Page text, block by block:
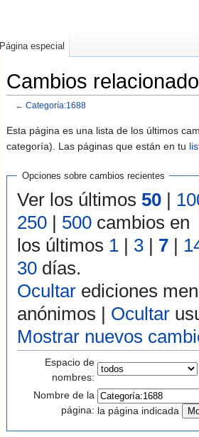
Cambios
← Categoría:1688
Esta página es una lista de los últimos
categoría). Las páginas que están en tu
Opciones sobre cambios recientes
Ver los últimos 50 |
250 | 500 cambios en
los últimos 1 | 3 | 7 |
30 días.
Ocultar ediciones
anónimos | Ocultar
Mostrar nuevos
Espacio de
nombres:
Nombre de la
página: la página indicada
Página especial